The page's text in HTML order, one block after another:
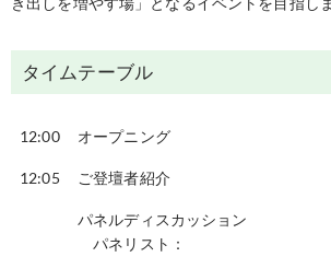
タイムテーブル
12:00 オープニング
12:05 ご登壇者紹介
パネルディスカッション
パネリスト：